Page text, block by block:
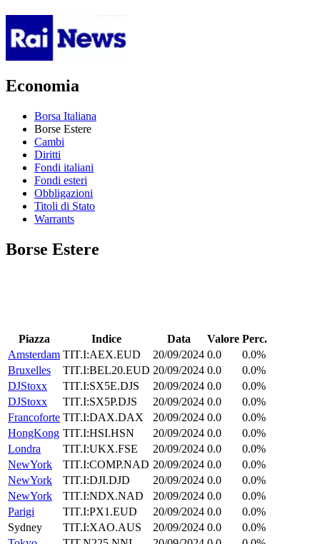
Economia
Borsa Italiana
Borse Estere
Cambi
Diritti
Fondi italiani
Fondi esteri
Obbligazioni
Titoli di Stato
Warrants
Borse Estere
Piazza Indice Data Valore Perc.
Amsterdam TIT.I:AEX.EUD 20/09/2024 0.0
0.0%
Bruxelles
TIT.I:BEL20.EUD 20/09/2024 0.0
0.0%
DJStoxx
TIT.I:SX5E.DJS 20/09/2024 0.0
0.0%
DJStoxx
TIT.I:SX5P.DJS 20/09/2024 0.0
0.0%
Francoforte TIT.I:DAX.DAX 20/09/2024 0.0
0.0%
HongKong TIT.I:HSI.HSN 20/09/2024 0.0
0.0%
Londra
TIT.I:UKX.FSE 20/09/2024 0.0
0.0%
NewYork
TIT.I:COMP.NAD 20/09/2024 0.0
0.0%
NewYork
TIT.I:DJI.DJD 20/09/2024 0.0
0.0%
NewYork
TIT.I:NDX.NAD 20/09/2024 0.0
0.0%
Parigi
TIT.I:PX1.EUD 20/09/2024 0.0
0.0%
Sydney
TIT.I:XAO.AUS 20/09/2024 0.0
0.0%